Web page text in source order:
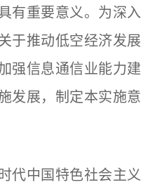
有重要意义。为深入
于推动低空经济发展
强信息通信业能力建
发展，制定本实施意
中国特色社会主义